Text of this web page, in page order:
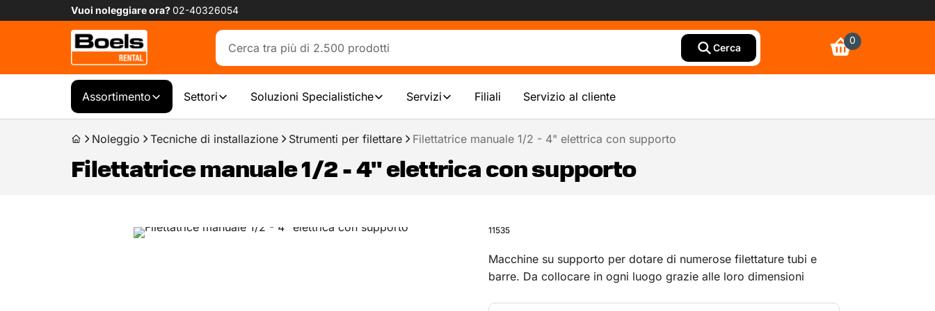
Vuoi noleggiare ora?02-40326054
Cerca
0
Assortimento Settori Soluzioni Specialistiche Servizi Filiali Servizio al cliente
Noleggio Tecniche di installazione Strumenti per filettare Filettatrice manuale 1/2 - 4" elettrica con supporto
Filettatrice manuale 1/2 - 4" elettrica con supporto
11535
‎Macchine su supporto per dotare di numerose filettature tubi e
barre. Da collocare in ogni luogo grazie alle loro dimensioni